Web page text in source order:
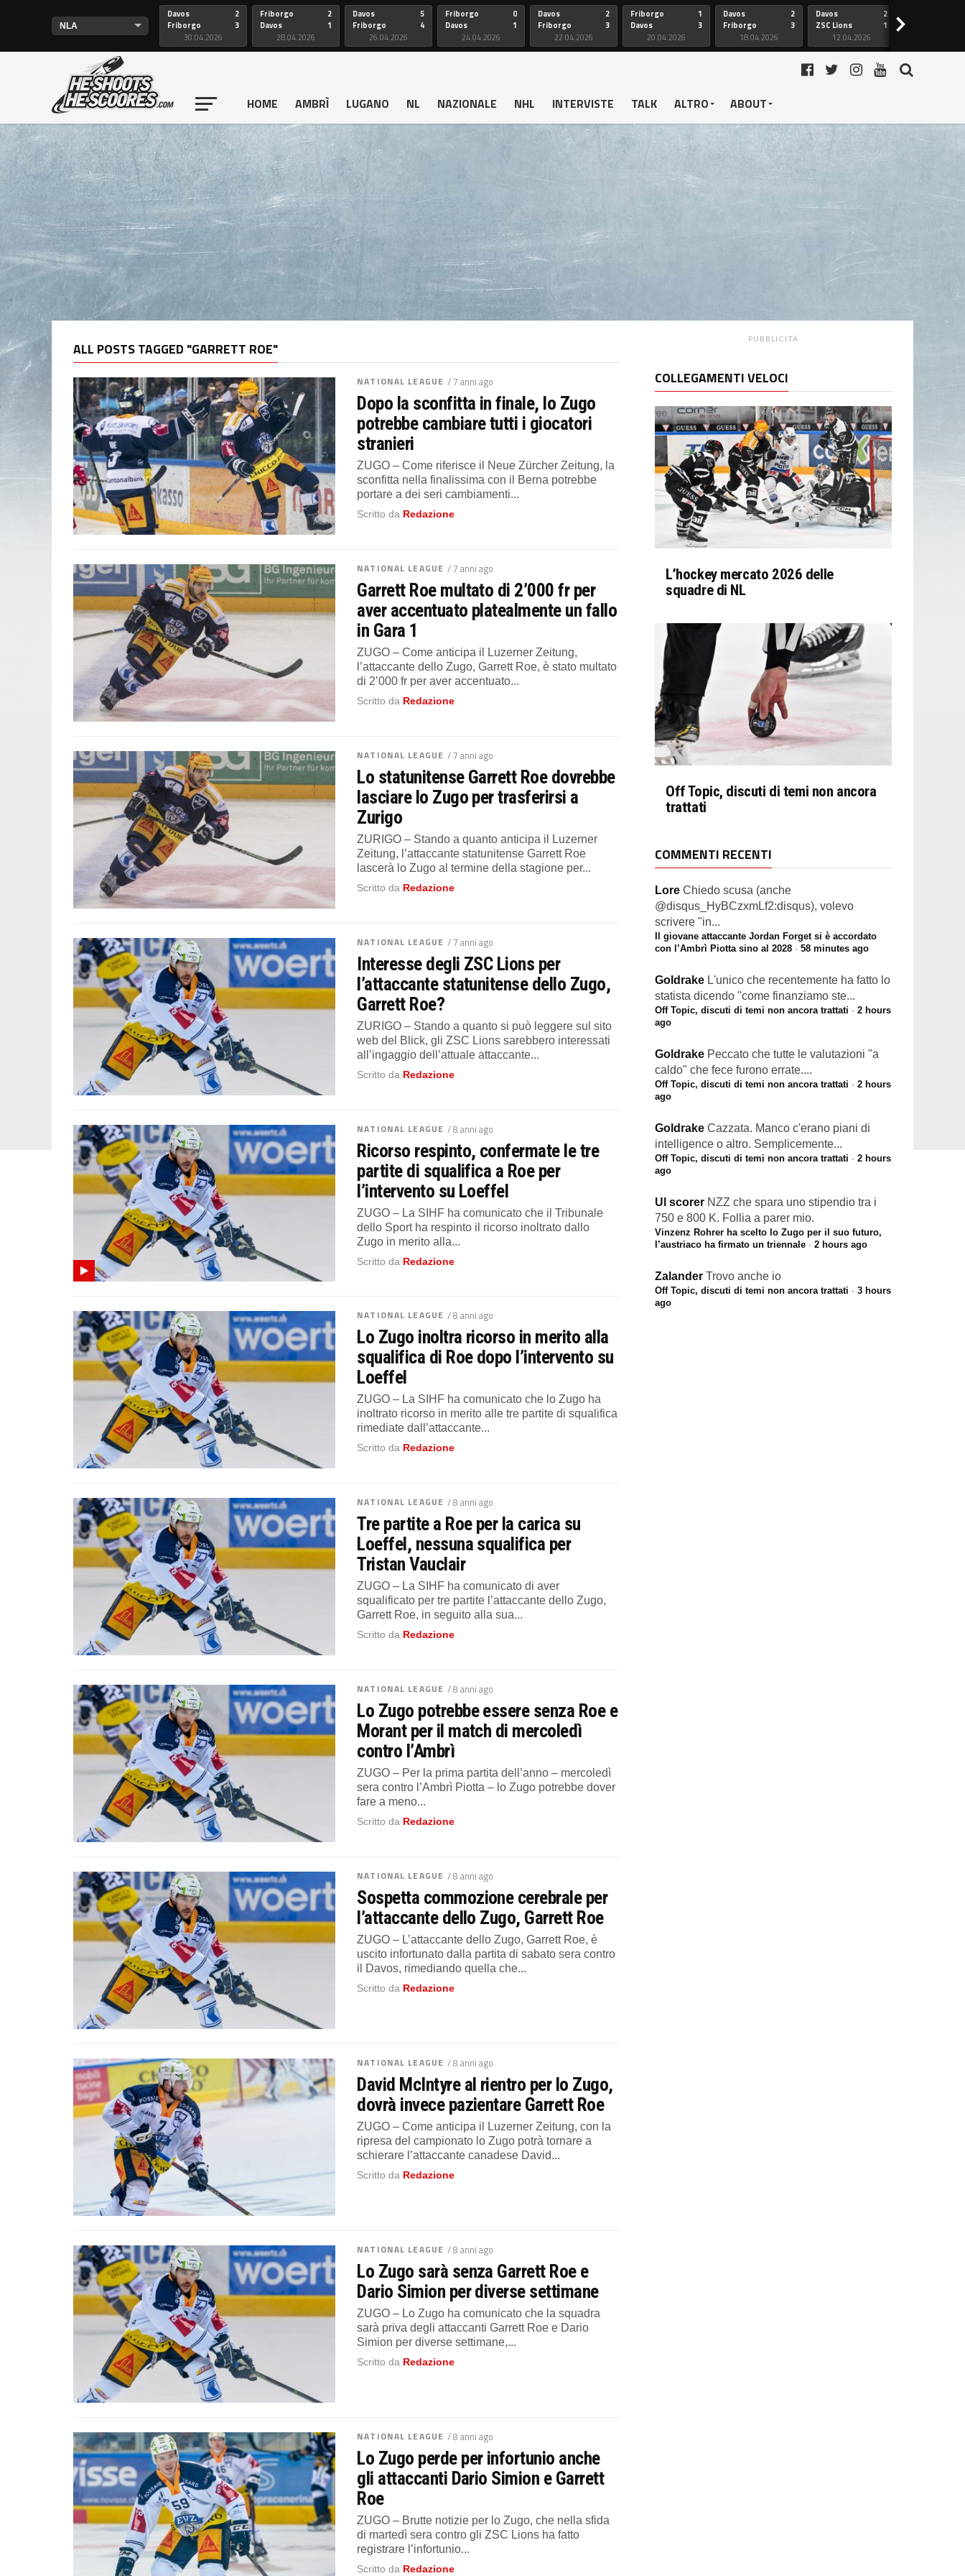
Davos
Friborgo
2
3
30.04.2026
Friborgo
Davos
2
1
28.04.2026
Davos
Friborgo
5
4
26.04.2026
Friborgo
Davos
0
1
24.04.2026
Davos
Friborgo
2
3
22.04.2026
Friborgo
Davos
1
3
20.04.2026
Davos
Friborgo
2
3
18.04.2026
Davos
ZSC Lions
2
1
12.04.2026
>
HOME AMBRÌ LUGANO NL NAZIONALE NHL INTERVISTE TALK ALTRO ABOUT
ALL POSTS TAGGED "GARRETT ROE"
NATIONAL LEAGUE / 7 anni ago
Dopo la sconfitta in finale, lo Zugo
potrebbe cambiare tutti i giocatori
stranieri
ZUGO – Come riferisce il Neue Zürcher Zeitung, la
sconfitta nella finalissima con il Berna potrebbe
portare a dei seri cambiamenti...
Scritto da Redazione
NATIONAL LEAGUE / 7 anni ago
Garrett Roe multato di 2’000 fr per
aver accentuato platealmente un fallo
in Gara 1
ZUGO – Come anticipa il Luzerner Zeitung,
l’attaccante dello Zugo, Garrett Roe, è stato multato
di 2’000 fr per aver accentuato...
Scritto da Redazione
NATIONAL LEAGUE / 7 anni ago
Lo statunitense Garrett Roe dovrebbe
lasciare lo Zugo per trasferirsi a
Zurigo
ZURIGO – Stando a quanto anticipa il Luzerner
Zeitung, l’attaccante statunitense Garrett Roe
lascerà lo Zugo al termine della stagione per...
Scritto da Redazione
NATIONAL LEAGUE / 7 anni ago
Interesse degli ZSC Lions per
l’attaccante statunitense dello Zugo,
Garrett Roe?
ZURIGO – Stando a quanto si può leggere sul sito
web del Blick, gli ZSC Lions sarebbero interessati
all’ingaggio dell’attuale attaccante...
Scritto da Redazione
NATIONAL LEAGUE / 8 anni ago
Ricorso respinto, confermate le tre
partite di squalifica a Roe per
l’intervento su Loeffel
ZUGO – La SIHF ha comunicato che il Tribunale
dello Sport ha respinto il ricorso inoltrato dallo
Zugo in merito alla...
Scritto da Redazione
NATIONAL LEAGUE / 8 anni ago
Lo Zugo inoltra ricorso in merito alla
squalifica di Roe dopo l’intervento su
Loeffel
ZUGO – La SIHF ha comunicato che lo Zugo ha
inoltrato ricorso in merito alle tre partite di squalifica
rimediate dall’attaccante...
Scritto da Redazione
NATIONAL LEAGUE / 8 anni ago
Tre partite a Roe per la carica su
Loeffel, nessuna squalifica per
Tristan Vauclair
ZUGO – La SIHF ha comunicato di aver
squalificato per tre partite l’attaccante dello Zugo,
Garrett Roe, in seguito alla sua...
Scritto da Redazione
NATIONAL LEAGUE / 8 anni ago
Lo Zugo potrebbe essere senza Roe e
Morant per il match di mercoledì
contro l’Ambrì
ZUGO – Per la prima partita dell’anno – mercoledì
sera contro l’Ambrì Piotta – lo Zugo potrebbe dover
fare a meno...
Scritto da Redazione
NATIONAL LEAGUE / 8 anni ago
Sospetta commozione cerebrale per
l’attaccante dello Zugo, Garrett Roe
ZUGO – L’attaccante dello Zugo, Garrett Roe, è
uscito infortunato dalla partita di sabato sera contro
il Davos, rimediando quella che...
Scritto da Redazione
NATIONAL LEAGUE / 8 anni ago
David McIntyre al rientro per lo Zugo,
dovrà invece pazientare Garrett Roe
ZUGO – Come anticipa il Luzerner Zeitung, con la
ripresa del campionato lo Zugo potrà tornare a
schierare l’attaccante canadese David...
Scritto da Redazione
NATIONAL LEAGUE / 8 anni ago
Lo Zugo sarà senza Garrett Roe e
Dario Simion per diverse settimane
ZUGO – Lo Zugo ha comunicato che la squadra
sarà priva degli attaccanti Garrett Roe e Dario
Simion per diverse settimane,...
Scritto da Redazione
NATIONAL LEAGUE / 8 anni ago
Lo Zugo perde per infortunio anche
gli attaccanti Dario Simion e Garrett
Roe
ZUGO – Brutte notizie per lo Zugo, che nella sfida
di martedì sera contro gli ZSC Lions ha fatto
registrare l’infortunio...
Scritto da Redazione
PUBBLICITÀ
COLLEGAMENTI VELOCI
L’hockey mercato 2026 delle
squadre di NL
Off Topic, discuti di temi non ancora
trattati
COMMENTI RECENTI
Lore Chiedo scusa (anche
@disqus_HyBCzxmLf2:disqus), volevo
scrivere "in...
Il giovane attaccante Jordan Forget si è accordato
con l’Ambrì Piotta sino al 2028 · 58 minutes ago
Goldrake L'unico che recentemente ha fatto lo
statista dicendo "come finanziamo ste...
Off Topic, discuti di temi non ancora trattati · 2 hours
ago
Goldrake Peccato che tutte le valutazioni "a
caldo" che fece furono errate....
Off Topic, discuti di temi non ancora trattati · 2 hours
ago
Goldrake Cazzata. Manco c'erano piani di
intelligence o altro. Semplicemente...
Off Topic, discuti di temi non ancora trattati · 2 hours
ago
Ul scorer NZZ che spara uno stipendio tra i
750 e 800 K. Follia a parer mio.
Vinzenz Rohrer ha scelto lo Zugo per il suo futuro,
l’austriaco ha firmato un triennale · 2 hours ago
Zalander Trovo anche io
Off Topic, discuti di temi non ancora trattati · 3 hours
ago